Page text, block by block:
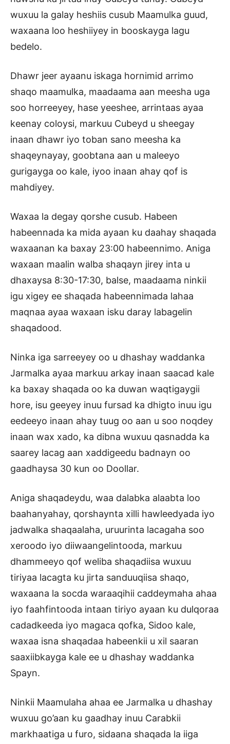
wuxuu la galay heshiis cusub Maamulka guud,
waxaana loo heshiiyey in booskayga lagu
bedelo.
Dhawr jeer ayaanu iskaga hornimid arrimo
shaqo maamulka, maadaama aan meesha uga
soo horreeyey, hase yeeshee, arrintaas ayaa
keenay coloysi, markuu Cubeyd u sheegay
inaan dhawr iyo toban sano meesha ka
shaqeynayay, goobtana aan u maleeyo
gurigayga oo kale, iyoo inaan ahay qof is
mahdiyey.
Waxaa la degay qorshe cusub. Habeen
habeennada ka mida ayaan ku daahay shaqada
waxaanan ka baxay 23:00 habeennimo. Aniga
waxaan maalin walba shaqayn jirey inta u
dhaxaysa 8:30-17:30, balse, maadaama ninkii
igu xigey ee shaqada habeennimada lahaa
maqnaa ayaa waxaan isku daray labagelin
shaqadood.
Ninka iga sarreeyey oo u dhashay waddanka
Jarmalka ayaa markuu arkay inaan saacad kale
ka baxay shaqada oo ka duwan waqtigaygii
hore, isu geeyey inuu fursad ka dhigto inuu igu
eedeeyo inaan ahay tuug oo aan u soo noqdey
inaan wax xado, ka dibna wuxuu qasnadda ka
saarey lacag aan xaddigeedu badnayn oo
gaadhaysa 30 kun oo Doollar.
Aniga shaqadeydu, waa dalabka alaabta loo
baahanyahay, qorshaynta xilli hawleedyada iyo
jadwalka shaqaalaha, uruurinta lacagaha soo
xeroodo iyo diiwaangelintooda, markuu
dhammeeyo qof weliba shaqadiisa wuxuu
tiriyaa lacagta ku jirta sanduuqiisa shaqo,
waxaana la socda waraaqihii caddeymaha ahaa
iyo faahfintooda intaan tiriyo ayaan ku dulqoraa
cadadkeeda iyo magaca qofka, Sidoo kale,
waxaa isna shaqadaa habeenkii u xil saaran
saaxiibkayga kale ee u dhashay waddanka
Spayn.
Ninkii Maamulaha ahaa ee Jarmalka u dhashay
wuxuu go’aan ku gaadhay inuu Carabkii
markhaatiga u furo, sidaana shaqada la iiga